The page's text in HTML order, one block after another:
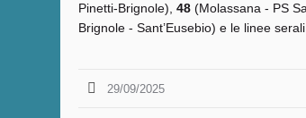
Pinetti-Brignole), 48 (Molassana - PS
Brignole - Sant’Eusebio) e le linee serali
29/09/2025